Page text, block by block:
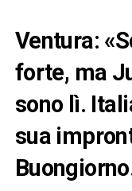
Ventura:
forte, ma
sono lì.
sua